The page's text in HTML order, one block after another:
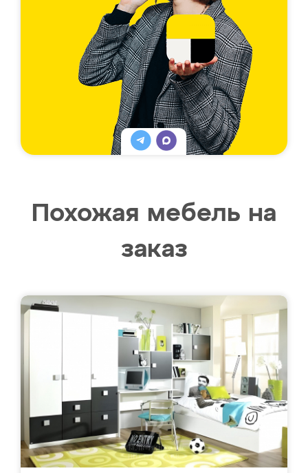
Похожая мебель на
заказ